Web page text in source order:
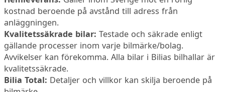
kostnad beroende på avstånd till adress från
anläggningen.
Kvalitetssäkrade bilar: Testade och säkrade enligt
gällande processer inom varje bilmärke/bolag.
Avvikelser kan förekomma. Alla bilar i Bilias bilhallar är
kvalitetssäkrade.
Bilia Total: Detaljer och villkor kan skilja beroende på